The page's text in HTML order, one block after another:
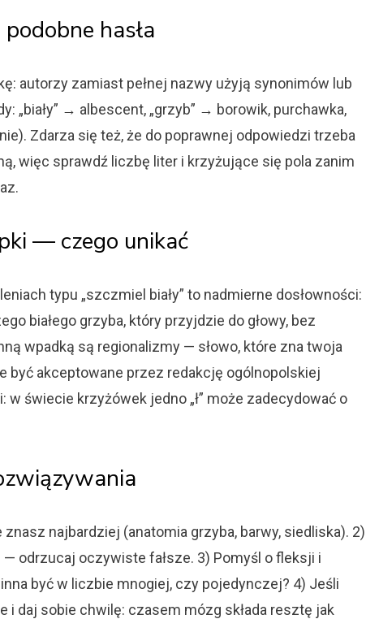
hasła
autorzy zamiast pełnej nazwy użyją synonimów lub
„biały” → albescent, „grzyb” → borowik, purchawka,
Zdarza się też, że do poprawnej odpowiedzi trzeba
więc sprawdź liczbę liter i krzyżujące się pola zanim
— czego unikać
typu „szczmiel biały” to nadmierne dosłowności:
białego grzyba, który przyjdzie do głowy, bez
wpadką są regionalizmy — słowo, które zna twoja
być akceptowane przez redakcję ogólnopolskiej
w świecie krzyżówek jedno „ł” może zadecydować o
najbardziej (anatomia grzyba, barwy, siedliska). 2)
odrzucaj oczywiste fałsze. 3) Pomyśl o fleksji i
być w liczbie mnogiej, czy pojedynczej? 4) Jeśli
i daj sobie chwilę: czasem mózg składa resztę jak